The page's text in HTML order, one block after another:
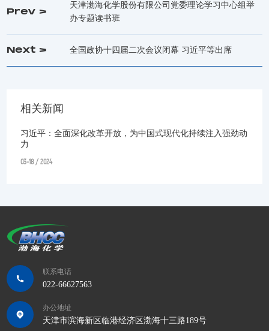
Prev >
天津渤海化学股份有限公司党委理论学习中心组举
办专题读书班
Next > 全国政协十四届二次会议闭幕 习近平等出席
相关新闻
习近平：全面深化改革开放，为中国式现代化持续注入强劲动
力
03-18 / 2024
联系电话
022-66627563
办公地址
天津市滨海新区临港经济区渤海十三路189号